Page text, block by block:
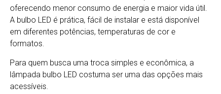
oferecendo menor consumo de energia e maior vida útil.
A bulbo LED é prática, fácil de instalar e está disponível
em diferentes potências, temperaturas de cor e
formatos.
Para quem busca uma troca simples e econômica, a
lâmpada bulbo LED costuma ser uma das opções mais
acessíveis.